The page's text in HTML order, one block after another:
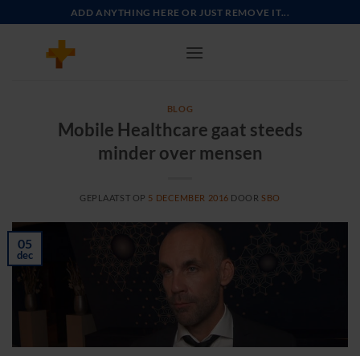
naar
ADD ANYTHING HERE OR JUST REMOVE IT...
BLOG
Mobile Healthcare gaat steeds
minder over mensen
GEPLAATST OP 5 DECEMBER 2016 DOOR SBO
05
dec